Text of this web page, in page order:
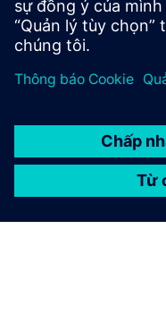
Supervisory Board.